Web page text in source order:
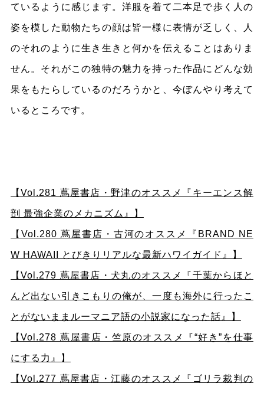
ているように感じます。洋服を着て二本足で歩く人の
姿を模した動物たちの顔は皆一様に表情が乏しく、人
のそれのように生き生きと何かを伝えることはありま
せん。それがこの独特の魅力を持った作品にどんな効
果をもたらしているのだろうかと、今ぼんやり考えて
いるところです。
【Vol.281 蔦屋書店・野津のオススメ『キーエンス解
剖 最強企業のメカニズム』】
【Vol.280 蔦屋書店・古河のオススメ『BRAND NE
W HAWAII とびきりリアルな最新ハワイガイド』】
【Vol.279 蔦屋書店・犬丸のオススメ『千葉からほと
んど出ない引きこもりの俺が、一度も海外に行ったこ
とがないままルーマニア語の小説家になった話』】
【Vol.278 蔦屋書店・竺原のオススメ『“好き”を仕事
にする力』】
【Vol.277 蔦屋書店・江藤のオススメ『ゴリラ裁判の